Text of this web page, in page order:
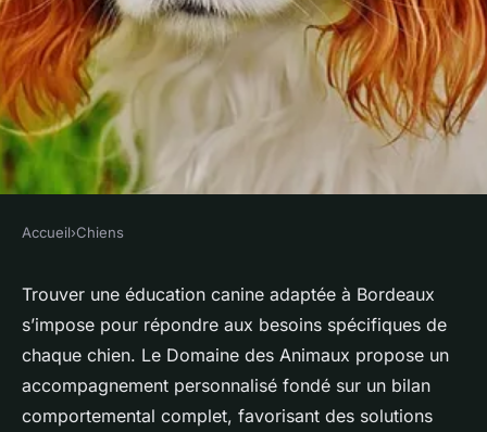
Éducation canine à bordeaux :
approche personnalisée et
efficace
Maël•11 août 2025 •5 min de lecture
Accueil›Chiens
Trouver une éducation canine adaptée à Bordeaux
s’impose pour répondre aux besoins spécifiques de
chaque chien. Le Domaine des Animaux propose un
accompagnement personnalisé fondé sur un bilan
comportemental complet, favorisant des solutions